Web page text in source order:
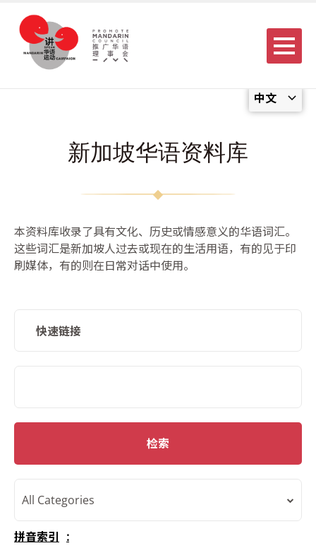
中文
Menu
新加坡华语资料库
本资料库收录了具有文化、历史或情感意义的华语词汇。
这些词汇是新加坡人过去或现在的生活用语，有的见于印
刷媒体，有的则在日常对话中使用。
快速链接
检索
All Categories
拼音索引